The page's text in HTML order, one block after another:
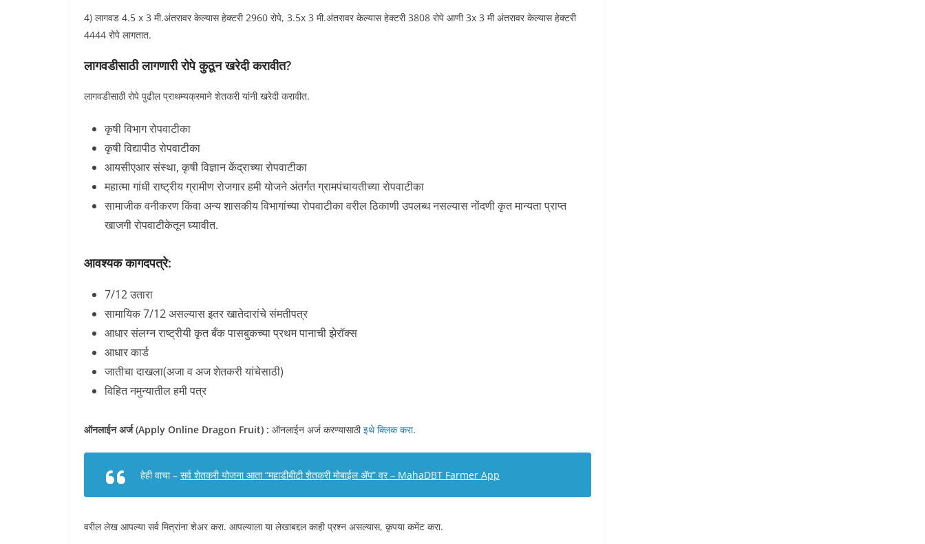
4) लागवड 4.5 x 3 मी.अंतरावर केल्यास हेक्टरी 2960 रोपे, 3.5x 3 मी.अंतरावर केल्यास हेक्टरी 3808 रोपे आणी 3x 3 मी अंतरावर केल्यास हेक्टरी
4444 रोपे लागतात.
लागवडीसाठी लागणारी रोपे कुठून खरेदी करावीत?
लागवडीसाठी रोपे पुढील प्राथम्यक्रमाने शेतकरी यांनी खरेदी करावीत.
कृषी विभाग रोपवाटीका
कृषी विद्यापीठ रोपवाटीका
आयसीएआर संस्था, कृषी विज्ञान केंद्राच्या रोपवाटीका
महात्मा गांधी राष्ट्रीय ग्रामीण रोजगार हमी योजने अंतर्गत ग्रामपंचायतीच्या रोपवाटीका
सामाजीक वनीकरण किंवा अन्य शासकीय विभागांच्या रोपवाटीका वरील ठिकाणी उपलब्ध नसल्यास नोंदणी कृत मान्यता प्राप्त
खाजगी रोपवाटीकेतून घ्यावीत.
आवश्यक कागदपत्रे:
7/12 उतारा
सामायिक 7/12 असल्यास इतर खातेदारांचे संमतीपत्र
आधार संलग्न राष्ट्रीयी कृत बँक पासबुकच्या प्रथम पानाची झेरॉक्स
आधार कार्ड
जातीचा दाखला(अजा व अज शेतकरी यांचेसाठी)
विहित नमुन्यातील हमी पत्र
ऑनलाईन अर्ज (Apply Online Dragon Fruit) : ऑनलाईन अर्ज करण्यासाठीइथे क्लिक करा.
हेही वाचा – सर्व शेतकरी योजना आता “महाडीबीटी शेतकरी मोबाईल अ‍ॅप” वर – MahaDBT Farmer App
वरील लेख आपल्या सर्व मित्रांना शेअर करा. आपल्याला या लेखाबद्दल काही प्रश्न असल्यास, कृपया कमेंट करा.